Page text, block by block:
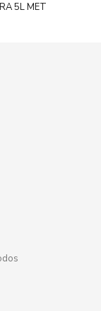
5L MET